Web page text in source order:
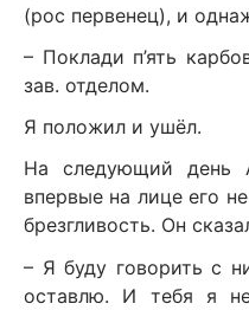
(рос первенец), и
– Поклади п’ять
зав. отделом.
Я положил и ушёл.
На следующий день
впервые на лице его
брезгливость. Он
– Я буду говорить с
оставлю. И тебя я